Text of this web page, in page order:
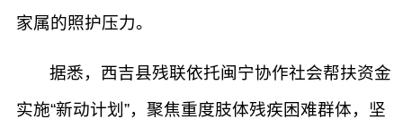
家属的照护压力。
据悉，西吉县残联依托闽宁协作社会帮扶资金
实施“新动计划”，聚焦重度肢体残疾困难群体，坚